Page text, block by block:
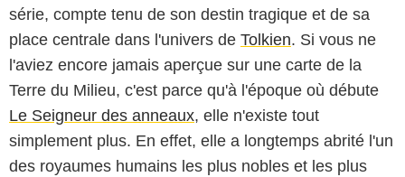
série, compte tenu de son destin tragique et de sa
place centrale dans l'univers de Tolkien. Si vous ne
l'aviez encore jamais aperçue sur une carte de la
Terre du Milieu, c'est parce qu'à l'époque où débute
Le Seigneur des anneaux, elle n'existe tout
simplement plus. En effet, elle a longtemps abrité l'un
des royaumes humains les plus nobles et les plus